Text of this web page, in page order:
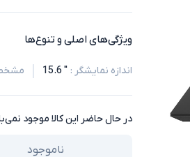
ویژگی‌های اصلی و تنوع‌ها
اندازه نمایشگر :
" 15.6
در حال حاضر این کالا موجود
ناموجود